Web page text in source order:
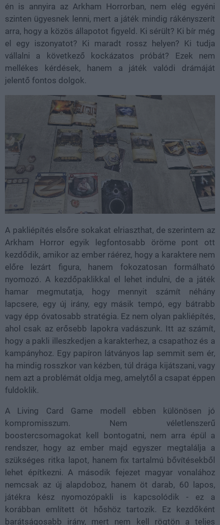
én is annyira az Arkham Horrorban, nem elég egyéni
szinten ügyesnek lenni, mert a játék mindig rákényszerít
arra, hogy a közös állapotot figyeld. Ki sérült? Ki bír még
el egy iszonyatot? Ki maradt rossz helyen? Ki tudja
vállalni a következő kockázatos próbát? Ezek nem
mellékes kérdések, hanem a játék valódi drámáját
jelentő fontos dolgok.
A pakliépítés elsőre sokakat elriaszthat, de szerintem az
Arkham Horror egyik legfontosabb öröme pont ott
kezdődik, amikor az ember ráérez, hogy a karaktere nem
előre lezárt figura, hanem fokozatosan formálható
nyomozó. A kezdőpaklikkal el lehet indulni, de a játék
hamar megmutatja, hogy mennyit számít néhány
lapcsere, egy új irány, egy másik tempó, egy bátrabb
vagy épp óvatosabb stratégia. Ez nem olyan pakliépítés,
ahol csak az erősebb lapokra vadászunk. Itt az számít,
hogy a pakli illeszkedjen a karakterhez, a csapathoz és a
kampányhoz. Egy papíron látványos lap semmit sem ér,
ha mindig rosszkor van kézben, túl drága kijátszani, vagy
nem azt a problémát oldja meg, amelytől a csapat éppen
fuldoklik.
A Living Card Game modell ebben különösen jó
kompromisszum. Nem véletlenszerű
boostercsomagokat kell bontogatni, nem arra épül a
rendszer, hogy az ember majd egyszer megtalálja a
szükséges ritka lapot, hanem fix tartalmú bővítésekből
lehet építkezni. A második fejezet magyar vonalához
nemcsak az új alapdoboz, hanem öt darab, 60 lapos,
játékra kész nyomozópakli is kapcsolódik - ez a
korábban említett öt hőshöz tartozik. Ez kezdőként
barátságosabb irány, mert nem kell rögtön a teljes